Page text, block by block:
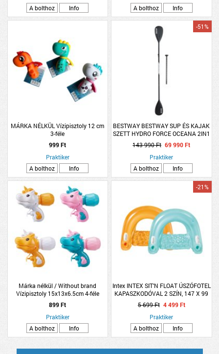
A bolthoz
Info
A bolthoz
Info
MÁRKA NÉLKÜL Vízipisztoly 12 cm
3-féle
999 Ft
Praktiker
A bolthoz
Info
BESTWAY BESTWAY SUP ÉS KAJAK
SZETT HYDRO FORCE OCEANA 2IN1
305X84X15CM
-51%
143 990 Ft 69 990 Ft
Praktiker
A bolthoz
Info
Márka nélkül / Without brand
Vízipisztoly 15x13x6.5cm 4-féle
modell
899 Ft
Praktiker
A bolthoz
Info
Intex INTEX SIT'N FLOAT ÚSZÓFOTEL
KAPASZKODÓVAL 2 SZÍN, 147 X 99
CM
-21%
5 699 Ft 4 499 Ft
Praktiker
A bolthoz
Info